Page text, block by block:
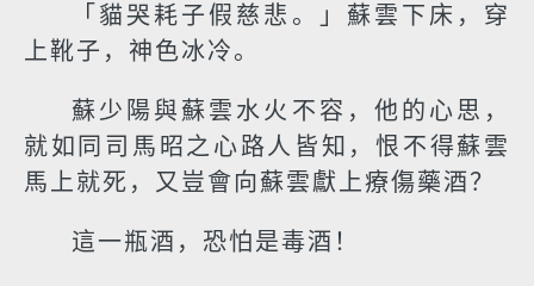
「貓哭耗子假慈悲。」蘇雲下床，穿
上靴子，神色冰冷。
蘇少陽與蘇雲水火不容，他的心思，
就如同司馬昭之心路人皆知，恨不得蘇雲
馬上就死，又豈會向蘇雲獻上療傷藥酒？
這一瓶酒，恐怕是毒酒！